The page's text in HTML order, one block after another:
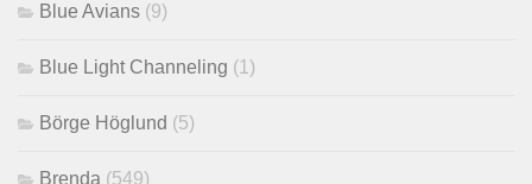
Blue Avians (9)
Blue Light Channeling (1)
Börge Höglund (5)
Brenda (549)